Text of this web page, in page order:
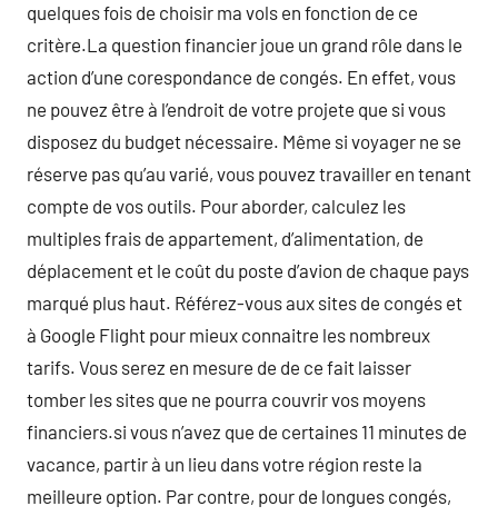
quelques fois de choisir ma vols en fonction de ce
critère.La question financier joue un grand rôle dans le
action d’une corespondance de congés. En effet, vous
ne pouvez être à l’endroit de votre projete que si vous
disposez du budget nécessaire. Même si voyager ne se
réserve pas qu’au varié, vous pouvez travailler en tenant
compte de vos outils. Pour aborder, calculez les
multiples frais de appartement, d’alimentation, de
déplacement et le coût du poste d’avion de chaque pays
marqué plus haut. Référez-vous aux sites de congés et
à Google Flight pour mieux connaitre les nombreux
tarifs. Vous serez en mesure de de ce fait laisser
tomber les sites que ne pourra couvrir vos moyens
financiers.si vous n’avez que de certaines 11 minutes de
vacance, partir à un lieu dans votre région reste la
meilleure option. Par contre, pour de longues congés,